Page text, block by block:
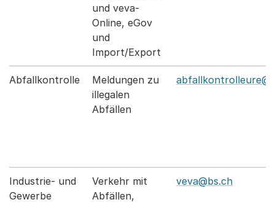
und veva-
Online, eGov
und
Import/Export
Abfallkontrolle
Meldungen zu
illegalen
Abfällen
Industrie- und
Gewerbe
Verkehr mit
Abfällen,
veva@bs.ch